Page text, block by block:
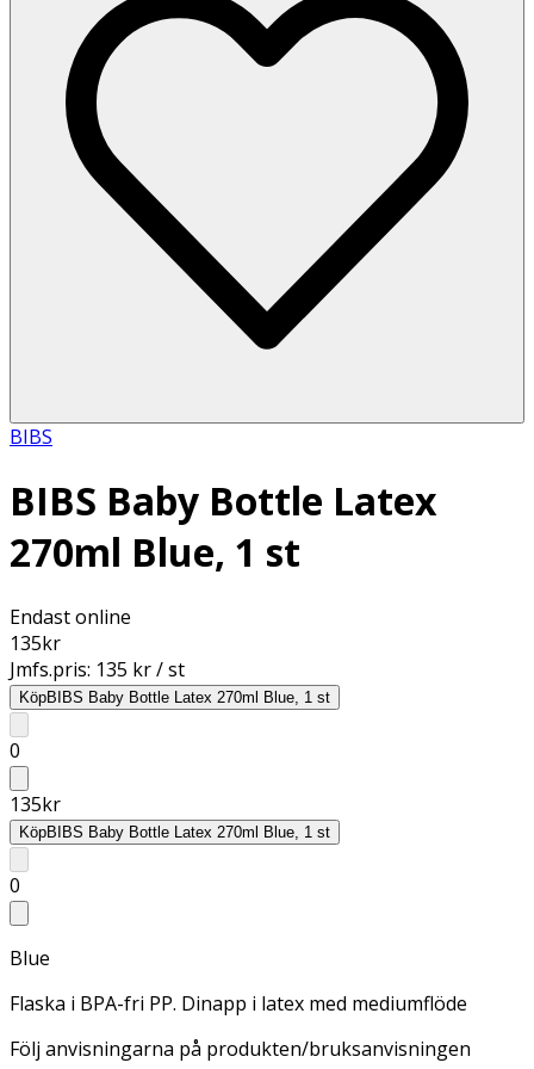
BIBS
BIBS Baby Bottle Latex
270ml Blue, 1 st
Endast online
135kr
Jmfs.pris: 135 kr / st
KöpBIBS Baby Bottle Latex 270ml Blue, 1 st
0
135kr
KöpBIBS Baby Bottle Latex 270ml Blue, 1 st
0
Blue
Flaska i BPA-fri PP. Dinapp i latex med mediumflöde
Följ anvisningarna på produkten/bruksanvisningen